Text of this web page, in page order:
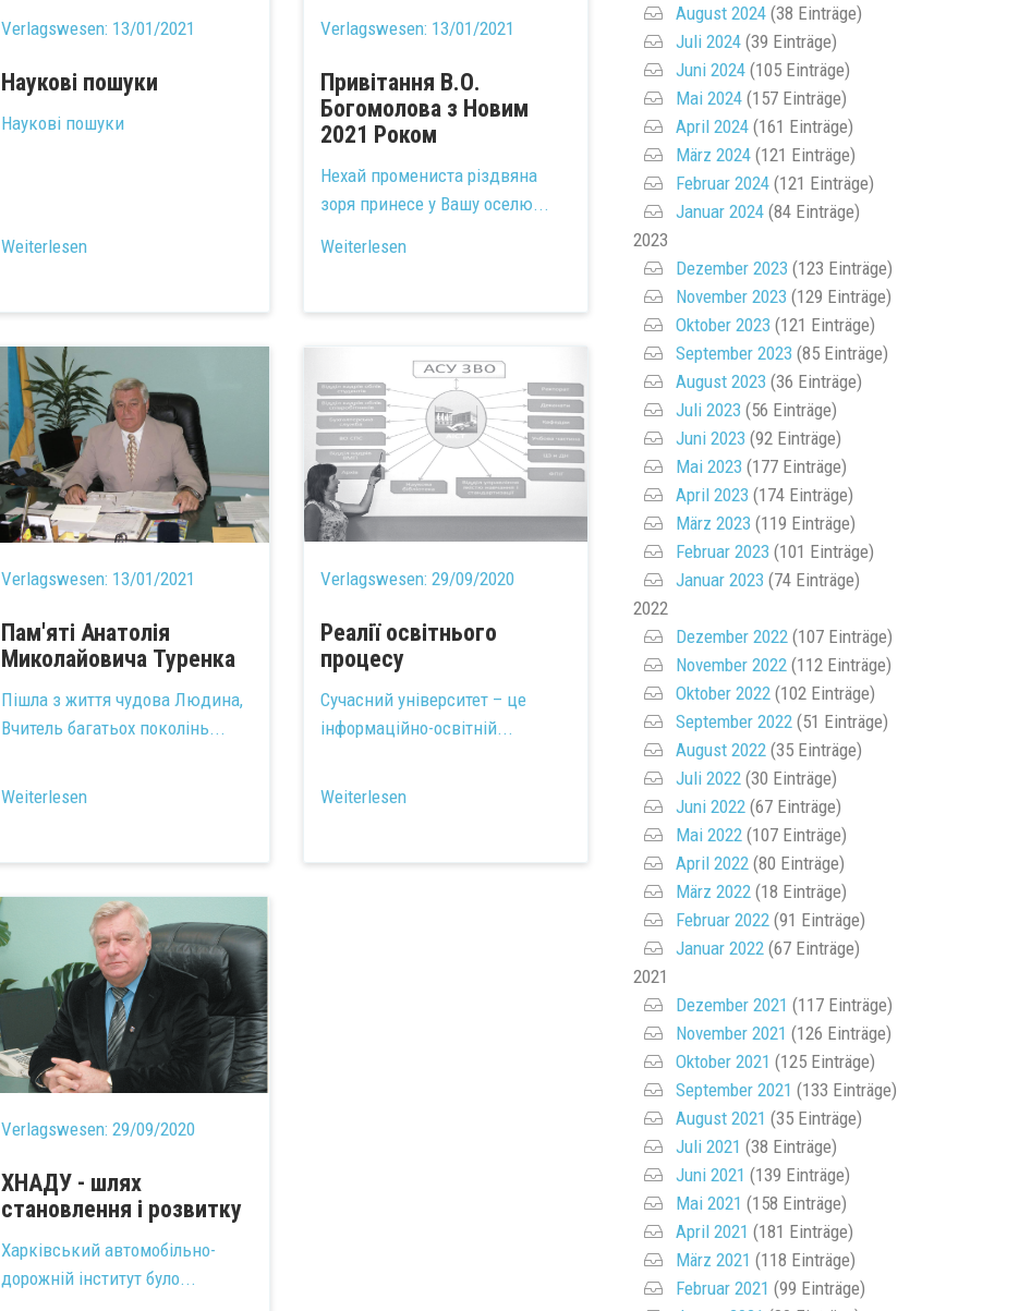
Verlagswesen: 13/01/2021
Наукові пошуки
Наукові пошуки
Weiterlesen
Verlagswesen: 13/01/2021
Привітання В.О.
Богомолова з Новим
2021 Роком
Нехай промениста різдвяна
зоря принесе у Вашу оселю...
Weiterlesen
Verlagswesen: 13/01/2021
Пам'яті Анатолія
Миколайовича Туренка
Пішла з життя чудова Людина,
Вчитель багатьох поколінь...
Weiterlesen
Verlagswesen: 29/09/2020
Реалії освітнього
процесу
Сучасний університет – це
інформаційно-освітній...
Weiterlesen
Verlagswesen:29/09/2020
ХНАДУ - шлях
становлення і розвитку
Харківський автомобільно-
дорожній інститут було...
August 2024(38 Einträge)
Juli 2024(39 Einträge)
Juni 2024(105 Einträge)
Mai 2024(157 Einträge)
April 2024(161 Einträge)
März 2024(121 Einträge)
Februar 2024(121 Einträge)
Januar 2024(84 Einträge)
2023
Dezember 2023 (123 Einträge)
November 2023 (129 Einträge)
Oktober 2023 (121 Einträge)
September 2023 (85 Einträge)
August 2023 (36 Einträge)
Juli 2023 (56 Einträge)
Juni 2023 (92 Einträge)
Mai 2023 (177 Einträge)
April 2023 (174 Einträge)
März 2023 (119 Einträge)
Februar 2023 (101 Einträge)
Januar 2023 (74 Einträge)
2022
Dezember 2022(107 Einträge)
November 2022(112 Einträge)
Oktober 2022(102 Einträge)
September 2022(51 Einträge)
August 2022(35 Einträge)
Juli 2022(30 Einträge)
Juni 2022(67 Einträge)
Mai 2022(107 Einträge)
April 2022(80 Einträge)
März 2022(18 Einträge)
Februar 2022(91 Einträge)
Januar 2022(67 Einträge)
2021
Dezember 2021 (117 Einträge)
November 2021 (126 Einträge)
Oktober 2021 (125 Einträge)
September 2021 (133 Einträge)
August 2021 (35 Einträge)
Juli 2021 (38 Einträge)
Juni 2021 (139 Einträge)
Mai 2021 (158 Einträge)
April 2021 (181 Einträge)
März 2021 (118 Einträge)
Februar 2021 (99 Einträge)